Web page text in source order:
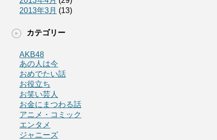
2013年3月 (13)
カテゴリー
AKB48
あの人は今
おめでたい話
お役立ち
お笑い芸人
お金にまつわる話
アニメ・コミック
エンタメ
ジャニーズ